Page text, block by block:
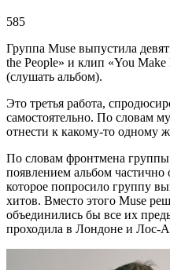
585
Группа Muse выпустила
the People» и клип «You
(слушать альбом).
Это третья работа,
самостоятельно. По словам
отнести к какому-то одному
По словам фронтмена
появлением альбом частично
которое попросило группу
хитов. Вместо этого Muse
объединились бы все их
проходила в Лондоне и Лос-